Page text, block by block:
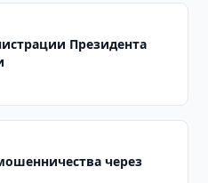
Президента
через